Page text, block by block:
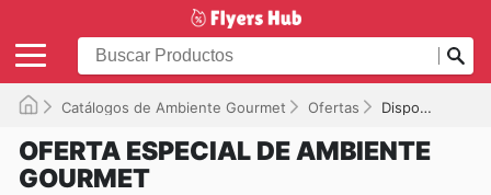
Catálogos de Ambiente Gourmet Ofertas Disponible hasta el 15/06/2026
OFERTA ESPECIAL DE AMBIENTE
GOURMET